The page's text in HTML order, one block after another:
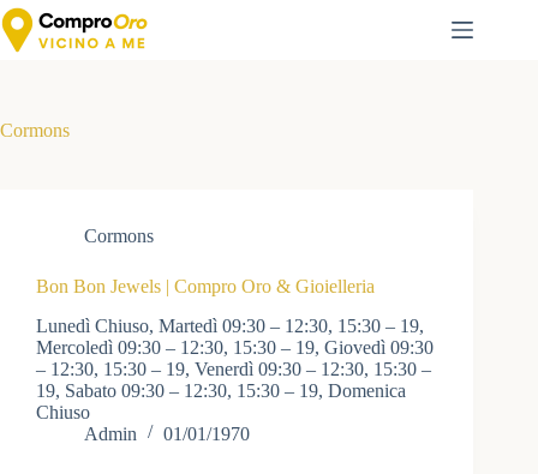
Salta
al
contenuto
Cormons
Cormons
Bon Bon Jewels | Compro Oro & Gioielleria
Lunedì Chiuso, Martedì 09:30 – 12:30, 15:30 – 19,
Mercoledì 09:30 – 12:30, 15:30 – 19, Giovedì 09:30
– 12:30, 15:30 – 19, Venerdì 09:30 – 12:30, 15:30 –
19, Sabato 09:30 – 12:30, 15:30 – 19, Domenica
Chiuso
Admin
01/01/1970